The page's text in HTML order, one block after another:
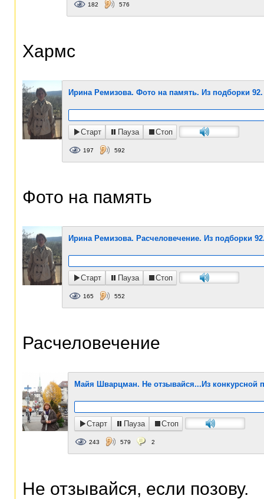
182 576
Хармс
Ирина Ремизова. Фото на память. Из подборки
Старт Пауза Стоп
197 592
Фото на память
Ирина Ремизова. Расчеловечение. Из подборки
Старт Пауза Стоп
165 552
Расчеловечение
Майя Шварцман. Не отзывайся...Из конкурсной
Старт Пауза Стоп
243 579 2
Не отзывайся, если позову.